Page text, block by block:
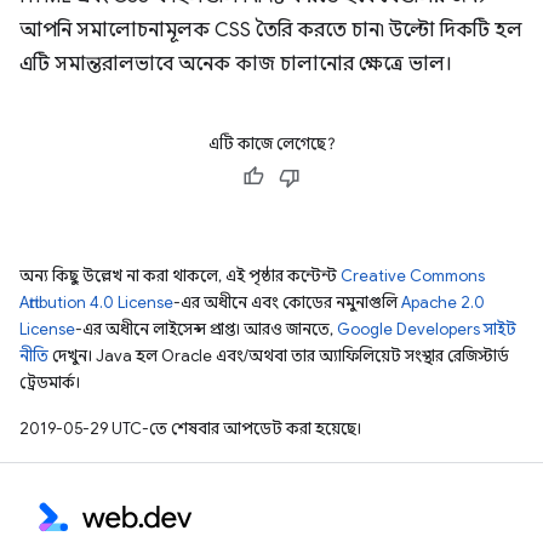
আপনি সমালোচনামূলক CSS তৈরি করতে চান৷ উল্টো দিকটি হল
এটি সমান্তরালভাবে অনেক কাজ চালানোর ক্ষেত্রে ভাল।
এটি কাজে লেগেছে?
অন্য কিছু উল্লেখ না করা থাকলে, এই পৃষ্ঠার কন্টেন্ট Creative Commons
Attribution 4.0 License-এর অধীনে এবং কোডের নমুনাগুলিApache 2.0
License-এর অধীনে লাইসেন্স প্রাপ্ত। আরও জানতে, Google Developers সাইট
নীতিদেখুন। Java হল Oracle এবং/অথবা তার অ্যাফিলিয়েট সংস্থার রেজিস্টার্ড
ট্রেডমার্ক।
2019-05-29 UTC-তে শেষবার আপডেট করা হয়েছে।